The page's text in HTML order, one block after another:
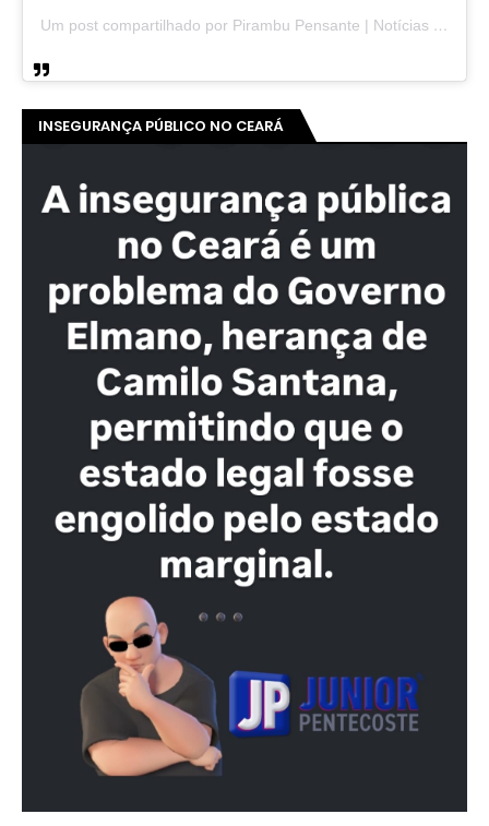
Um post compartilhado por Pirambu Pensante | Notícias & Entretenimento (@pirambupensante)
INSEGURANÇA PÚBLICO NO CEARÁ